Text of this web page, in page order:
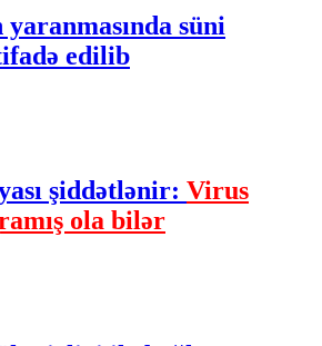
süni
edilib
şiddətlənir: Virus
ola bilər